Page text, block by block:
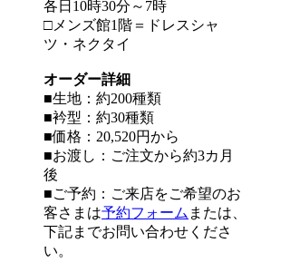
各日10時30分～7時
□メンズ館1階＝ドレスシャ
ツ・ネクタイ
オーダー詳細
■生地：約200種類
■衿型：約30種類
■価格：20,520円から
■お渡し：ご注文から約3カ月
後
■ご予約：ご来店をご希望のお
客さまは予約フォーム または、
下記までお問い合わせくださ
い。